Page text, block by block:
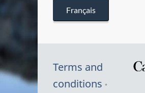
Français
Terms and
conditions